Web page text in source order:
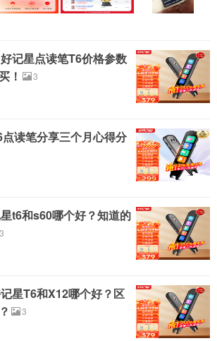
记星点读笔T6价格参数
！
3
读笔分享三个月心得分
t6和s60哪个好？知道的
3
星T6和X12哪个好？区
3